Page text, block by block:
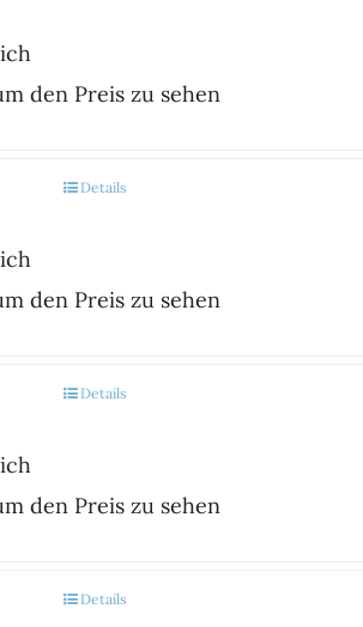
den Preis zu sehen
Details
den Preis zu sehen
Details
den Preis zu sehen
Details